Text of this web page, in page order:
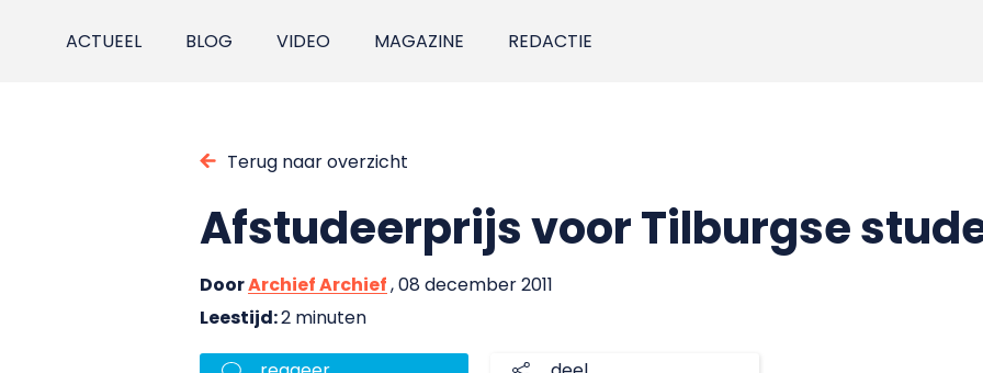
ACTUEEL BLOG VIDEO MAGAZINE REDACTIE
Terug naar overzicht
Afstudeerprijs voor Tilburgse
DoorArchief Archief, 08 december 2011
Leestijd:2 minuten